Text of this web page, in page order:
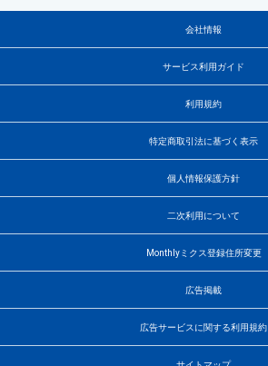
会社情報
サービス利用ガイド
利用規約
特定商取引法に基づく表示
個人情報保護方針
二次利用について
Monthlyミクス登録住所変更
広告掲載
広告サービスに関する利用規約